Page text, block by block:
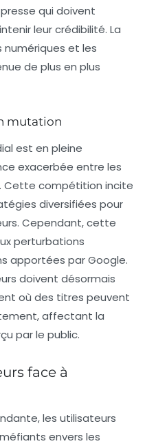
qui doivent
leur crédibilité. La
et les
de plus en plus
mutation
est en pleine
exacerbée entre les
Cette compétition incite
diversifiées pour
Cependant, cette
perturbations
apportées par Google.
doivent désormais
où des titres peuvent
affectant la
par le public.
face à
les utilisateurs
envers les